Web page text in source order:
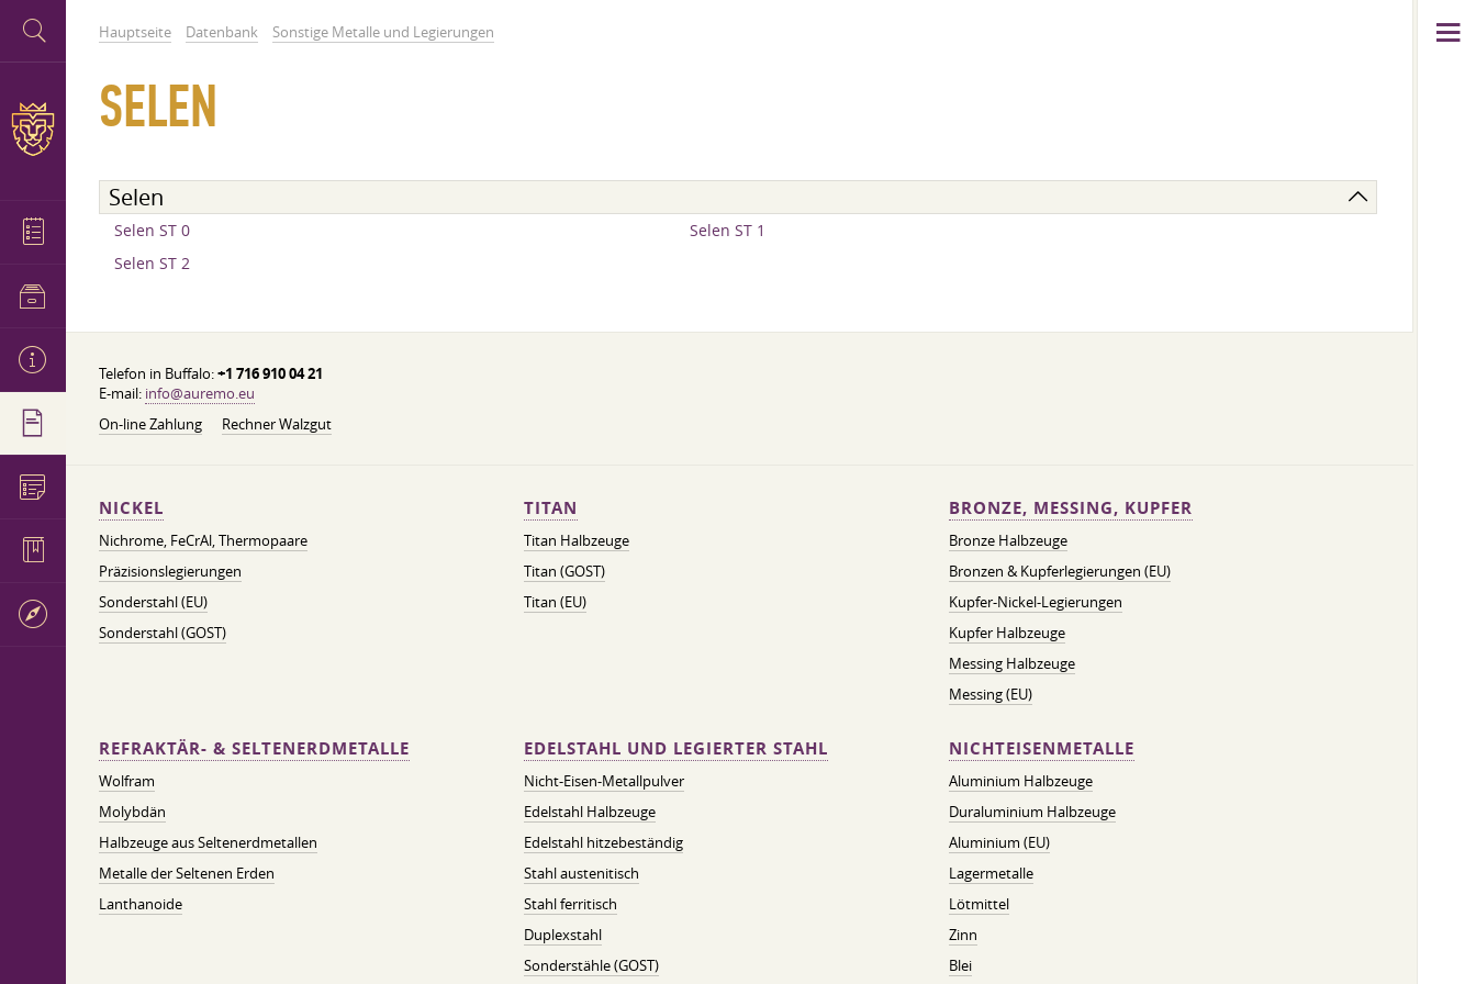
Hauptseite Datenbank Sonstige Metalle und Legierungen
SELEN
Selen
Selen ST 0
Selen ST 1
Selen ST 2
Telefon in Buffalo:+1 716 910 04 21
E-mail: info@auremo.eu
On-line Zahlung
Rechner Walzgut
NICKEL
Nichrome, FeСrAl, ​​Thermopaare
Präzisionslegierungen
Sonderstahl (EU)
Sonderstahl (GOST)
TITAN
Titan Halbzeuge
Titan (GOST)
Titan (EU)
BRONZE, MESSING, KUPFER
Bronze Halbzeuge
Bronzen & Kupferlegierungen (EU)
Kupfer-Nickel-Legierungen
Kupfer Halbzeuge
Messing Halbzeuge
Messing (EU)
REFRAKTÄR- & SELTENERDMETALLE
Wolfram
Molybdän
Halbzeuge aus Seltenerdmetallen
Metalle der Seltenen Erden
Lanthanoide
EDELSTAHL UND LEGIERTER STAHL
Nicht-Eisen-Metallpulver
Edelstahl Halbzeuge
Edelstahl hitzebeständig
Stahl austenitisch
Stahl ferritisch
Duplexstahl
Sonderstähle (GOST)
NICHTEISENMETALLE
Aluminium Halbzeuge
Duraluminium Halbzeuge
Aluminium (EU)
Lagermetalle
Lötmittel
Zinn
Blei